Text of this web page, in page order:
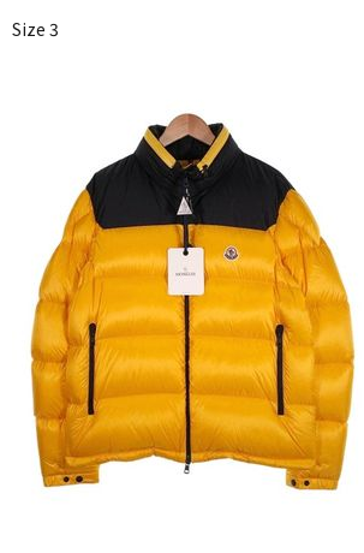
Size 3